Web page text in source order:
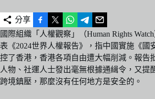
分享
國際組織「人權觀察」（Human Rights
表《2024世界人權報告》，指中國實施《國
控了香港，香港各項自由遭大幅削減。報告
人物、社運人士發出毫無根據通緝令，又提
跨境鎮壓，那麼沒有任何地方是安全的。